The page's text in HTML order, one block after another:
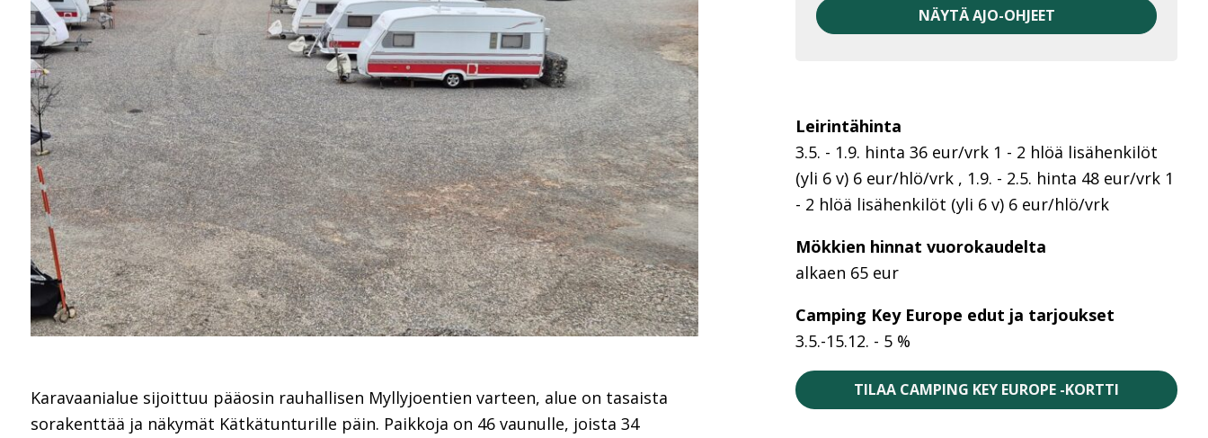
Karavaanialue sijoittuu pääosin rauhallisen Myllyjoentien varteen, alue on tasaista
sorakenttää ja näkymät Kätkätunturille päin. Paikkoja on 46 vaunulle, joista 34
Leirintähinta
3.5. - 1.9. hinta 36 eur/vrk 1 - 2 hlöä lisähenkilöt
(yli 6 v) 6 eur/hlö/vrk , 1.9. - 2.5. hinta 48 eur/vrk 1
- 2 hlöä lisähenkilöt (yli 6 v) 6 eur/hlö/vrk
Mökkien hinnat vuorokaudelta
alkaen 65 eur
Camping Key Europe edut ja tarjoukset
3.5.-15.12. - 5 %
TILAA CAMPING KEY EUROPE -KORTTI